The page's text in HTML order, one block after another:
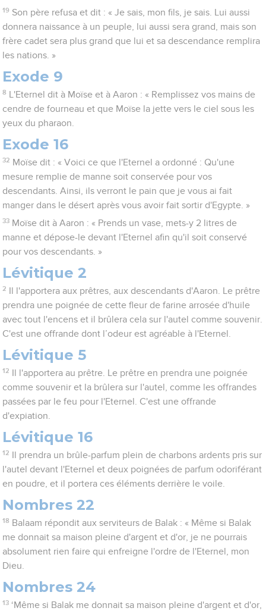
19 Son père refusa et dit : « Je sais, mon fils, je sais. Lui aussi
donnera naissance à un peuple, lui aussi sera grand, mais son
frère cadet sera plus grand que lui et sa descendance remplira
les nations. »
Exode 9
8
L'Eternel dit à Moïse et à Aaron : « Remplissez vos mains de
cendre de fourneau et que Moïse la jette vers le ciel sous les
yeux du pharaon.
Exode 16
32 Moïse dit : « Voici ce que l'Eternel a ordonné : Qu'une
mesure remplie de manne soit conservée pour vos
descendants. Ainsi, ils verront le pain que je vous ai fait
manger dans le désert après vous avoir fait sortir d'Egypte. »
33 Moïse dit à Aaron : « Prends un vase, mets-y 2 litres de
manne et dépose-le devant l'Eternel afin qu'il soit conservé
pour vos descendants. »
Lévitique 2
2
Il l'apportera aux prêtres, aux descendants d'Aaron. Le prêtre
prendra une poignée de cette fleur de farine arrosée d'huile
avec tout l'encens et il brûlera cela sur l'autel comme souvenir.
C'est une offrande dont l’odeur est agréable à l'Eternel.
Lévitique 5
12
Il l'apportera au prêtre. Le prêtre en prendra une poignée
comme souvenir et la brûlera sur l'autel, comme les offrandes
passées par le feu pour l'Eternel. C'est une offrande
d'expiation.
Lévitique 16
12
Il prendra un brûle-parfum plein de charbons ardents pris sur
l'autel devant l'Eternel et deux poignées de parfum odoriférant
en poudre, et il portera ces éléments derrière le voile.
Nombres 22
18 Balaam répondit aux serviteurs de Balak : « Même si Balak
me donnait sa maison pleine d'argent et d'or, je ne pourrais
absolument rien faire qui enfreigne l'ordre de l'Eternel, mon
Dieu.
Nombres 24
13 ‘Même si Balak me donnait sa maison pleine d'argent et d'or,